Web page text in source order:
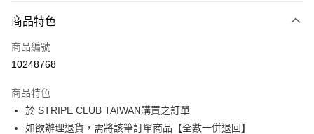
3 期 0 利率 每期
合作金庫商業銀行
上海商業儲蓄銀行
臺灣中小企業銀行
匯豐（台灣）商業銀行
華泰商業銀行
聯邦商業銀行
遠東國際商業銀行
超商取貨付款
LINE Pay
Apple Pay
街口支付
商品特色
商品編號
10248768
商品特色
於 STRIPE CLUB TAIWAN購買之訂單
如欲辦理退貨，需將該筆訂單商品【全數一併退回】